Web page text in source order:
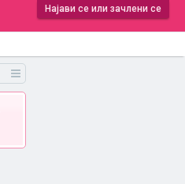
Најави се или зачлени се